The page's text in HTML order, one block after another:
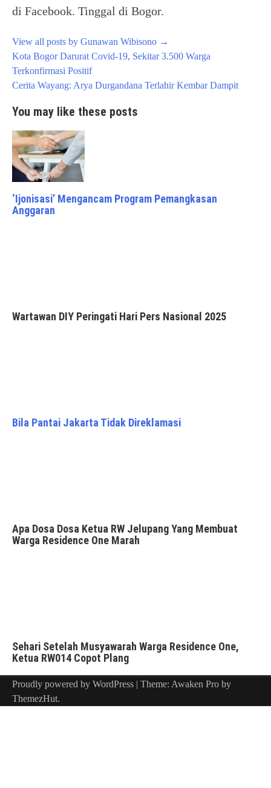
di Facebook. Tinggal di Bogor.
View all posts by Gunawan Wibisono →
Post
navigation
Kota Bogor Darurat Covid-19, Sekitar 3.500 Warga
Terkonfirmasi Positif
Cerita Wayang: Arya Durgandana Terlahir Kembar Dampit
You may like these posts
‘Ijonisasi’ Mengancam Program Pemangkasan
Anggaran
Wartawan DIY Peringati Hari Pers Nasional 2025
Bila Pantai Jakarta Tidak Direklamasi
Apa Dosa Dosa Ketua RW Jelupang Yang Membuat
Warga Residence One Marah
Sehari Setelah Musyawarah Warga Residence One,
Ketua RW014 Copot Plang
Proudly powered by WordPress | Theme: Awaken Pro by
ThemezHut.